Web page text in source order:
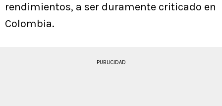
rendimientos, a ser duramente criticado en
Colombia.
PUBLICIDAD